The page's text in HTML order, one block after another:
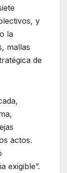
y
la
mallas
de
actos.
exigible”.